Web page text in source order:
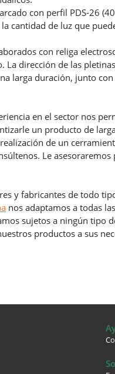
con perfil PDS-26
cantidad de luz que
con religa
La dirección de las
larga duración, junto
en el sector nos
un producto de
de un
Le
y fabricantes de todo
nos adaptamos a todas
sujetos a ningún tipo
productos a sus